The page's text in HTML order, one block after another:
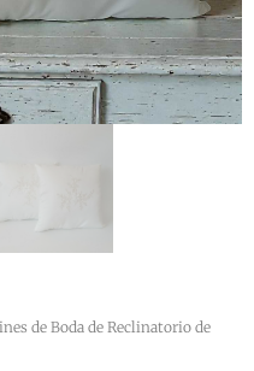
de Boda de Reclinatorio de